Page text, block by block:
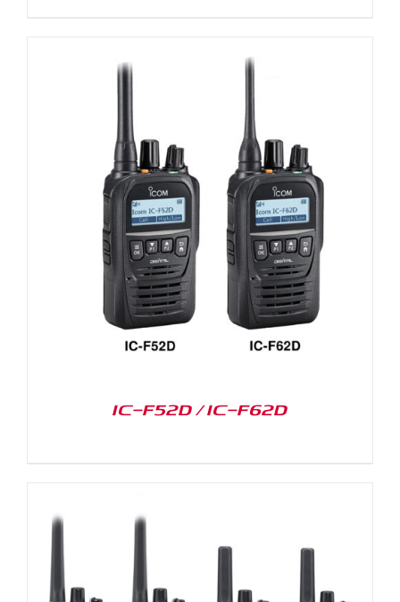
IC-F52D / IC-F62D